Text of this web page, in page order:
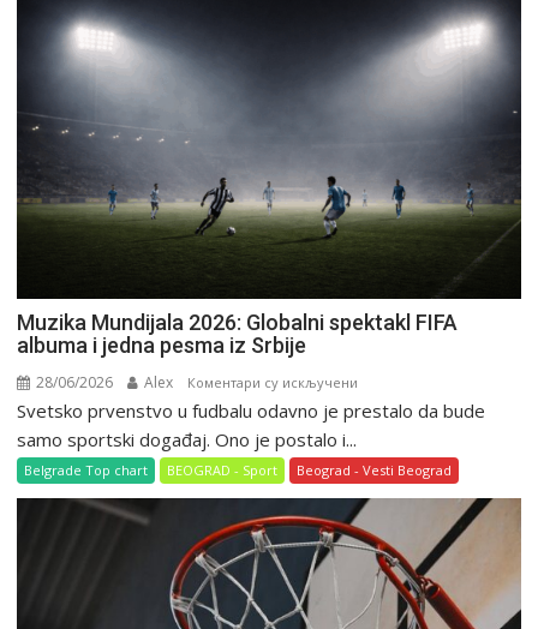
Muzika Mundijala 2026: Globalni spektakl FIFA
albuma i jedna pesma iz Srbije
28/06/2026 Alex Коментари су искључени
Muzika
2026:
Globalni
spektakl
FIFA
albuma
jedna
Svetsko prvenstvo u fudbalu odavno je prestalo da bude
samo sportski događaj. Ono je postalo i...
Belgrade Top chart BEOGRAD - Sport Beograd - Vesti Beograd